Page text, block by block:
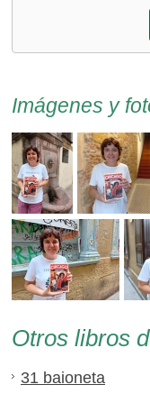
Imágenes y
Otros libros
31 baioneta